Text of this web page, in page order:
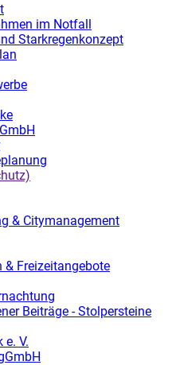
im Notfall
Starkregenkonzept
& Citymanagement
& Freizeitangebote
Beiträge - Stolpersteine
V.